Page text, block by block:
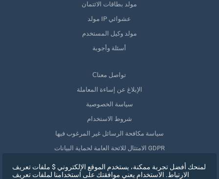
مولد بطاقات الائتمان
مولد IP عشوائي
مولد وكيل المستخدم
أسئلة وأجوبة
Сتواصل معنا
الإبلاغ عن إساءة المعاملة
سياسة الخصوصية
شروط الاستخدام
سياسة مكافحة الرسائل غير المرغوب فيها
الامتثال للائحة العامة لحماية البيانات GDPR
حذف بياناتي
سحب الموافقة
لمنحك أفضل تجربة ممكنة، يستخدم الموقع الإلكتروني $ ملفات تعريف
الارتباط. الاستخدام يعني موافقتك على استخدامنا لملفات تعريف